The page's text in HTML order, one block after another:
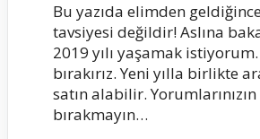
Bu yazıda elimden
tavsiyesi değildir! Aslına
2019 yılı yaşamak
bırakırız. Yeni yılla birlikte
satın alabilir.
bırakmayın…